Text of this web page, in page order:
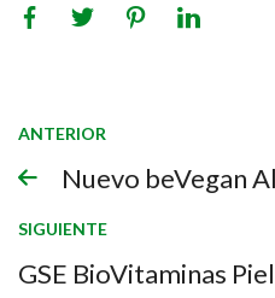
ANTERIOR
Nuevo beVegan
SIGUIENTE
GSE BioVitaminas